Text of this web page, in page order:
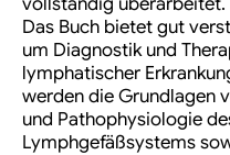
Das Buch bietet gut
um Diagnostik und
lymphatischer
werden die Grundlagen
und Pathophysiologie
Lymphgefäßsystems